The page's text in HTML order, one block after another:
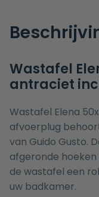
Wastafel
antraciet
Wastafel Elena
afvoerplug
van Guido Gusto.
afgeronde hoeken
de wastafel een
uw badkamer.